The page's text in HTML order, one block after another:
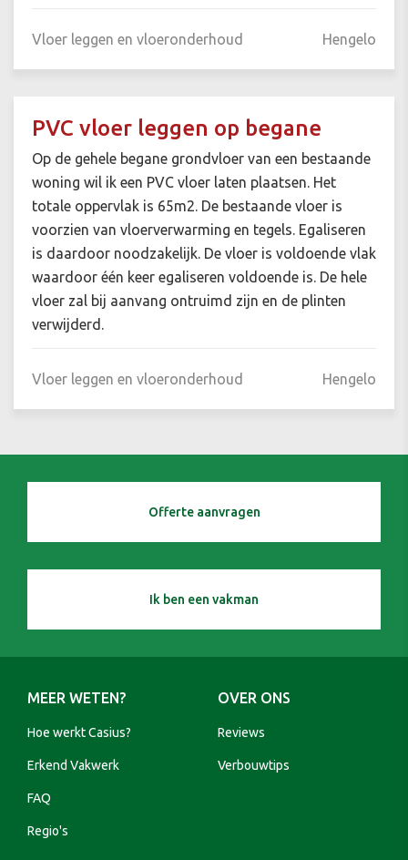
Vloer leggen en vloeronderhoud Hengelo
PVC vloer leggen op begane
Op de gehele begane grondvloer van een bestaande
woning wil ik een PVC vloer laten plaatsen. Het
totale oppervlak is 65m2. De bestaande vloer is
voorzien van vloerverwarming en tegels. Egaliseren
is daardoor noodzakelijk. De vloer is voldoende vlak
waardoor één keer egaliseren voldoende is. De hele
vloer zal bij aanvang ontruimd zijn en de plinten
verwijderd.
Vloer leggen en vloeronderhoud Hengelo
Offerte aanvragen
Ik ben een vakman
MEER WETEN?
Hoe werkt Casius?
Erkend Vakwerk
FAQ
Regio's
OVER ONS
Reviews
Verbouwtips